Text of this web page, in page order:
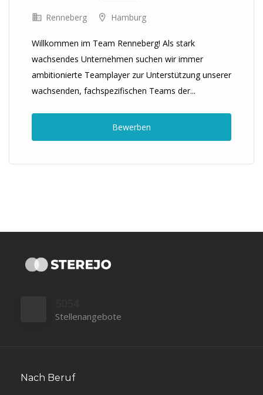
Renneberg Hamburg
Willkommen im Team Renneberg! Als stark
wachsendes Unternehmen suchen wir immer
ambitionierte Teamplayer zur Unterstützung unserer
wachsenden, fachspezifischen Teams der...
Bewerben
Stellenangebote
Nach Beruf